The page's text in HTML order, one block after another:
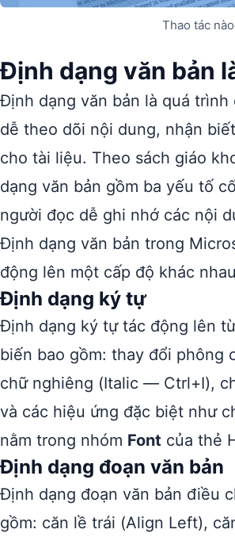
Thao tác
Định dạng văn bản
Định dạng văn bản là quá
dễ theo dõi nội dung, nhận
cho tài liệu. Theo sách giáo
dạng văn bản gồm ba yếu tố
người đọc dễ ghi nhớ các nội
Định dạng văn bản trong
động lên một cấp độ khác
Định dạng ký tự
Định dạng ký tự tác động lên
biến bao gồm: thay đổi phông
chữ nghiêng (Italic — Ctrl+I),
và các hiệu ứng đặc biệt như
nằm trong nhóm Font của thẻ
Định dạng đoạn văn bản
Định dạng đoạn văn bản điều
gồm: căn lề trái (Align Left),